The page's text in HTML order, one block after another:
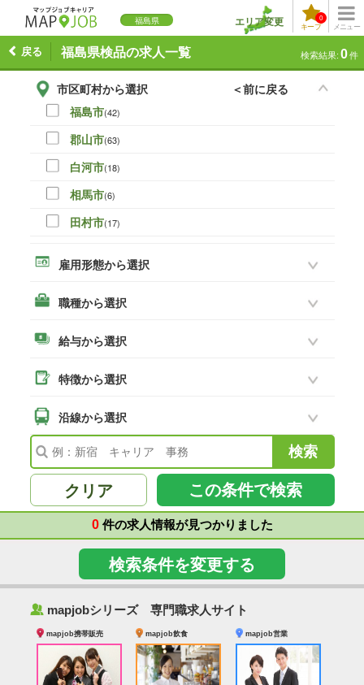
福島県
メニュー
キープ
0
エリア変更
福島県検品の求人一覧
戻る 検索結果: 0件
市区町村から選択
＜前に戻る
福島市(42)
郡山市(63)
白河市(18)
相馬市(6)
田村市(17)
いわき市(45)
須賀川市(28)
二本松市(18)
南相馬市(2)
会津若松市
福島県その他(99)
雇用形態から選択
職種から選択
給与から選択
特徴から選択
沿線から選択
クリア この条件で検索
0件の求人情報が見つかりました
検索条件を変更する
‰ mapjobシリーズ 専門職求人サイト
mapjob携帯販売 mapjob飲食 mapjob営業